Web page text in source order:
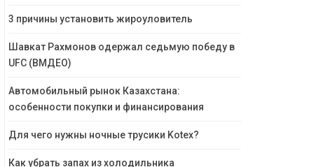
3 причины установить жироуловитель
Шавкат Рахмонов одержал седьмую победу в
UFC (ВМДЕО)
Автомобильный рынок Казахстана:
особенности покупки и финансирования
Для чего нужны ночные трусики Kotex?
Как убрать запах из холодильника